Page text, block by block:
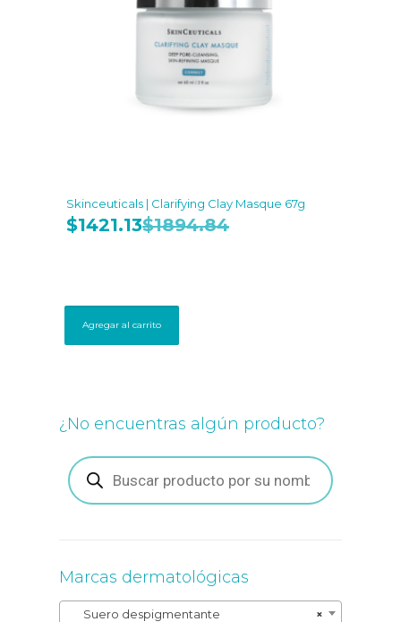
Skinceuticals | Clarifying Clay Masque 67g
$1421.13$1894.84
Agregar al carrito
¿No encuentras algún producto?
Búsqueda
de
productos
Marcas dermatológicas
×
Suero despigmentante